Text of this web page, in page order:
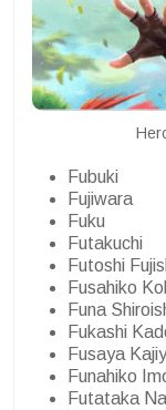
Fubuki
Fujiwara
Fuku
Futakuchi
Futoshi
Fusahiko
Funa
Fukashi
Fusaya
Funahiko
Futataka